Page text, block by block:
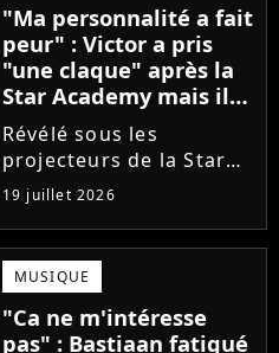
"Ma personnalité a fait
peur" : Victor a pris
"une claque" après la
Star Academy mais il
en est ressorti plus
fort (interview)
Révélé sous les
projecteurs de la Star
Academy, Victor a fait
face à la réalité brutale
de l'industrie musicale
après sa sortie de
l'émission. Face à des
maisons de disques
frileuses,...
19 juillet 2026
MUSIQUE
"Ca ne m'intéresse
pas" : Bastiaan fatigué